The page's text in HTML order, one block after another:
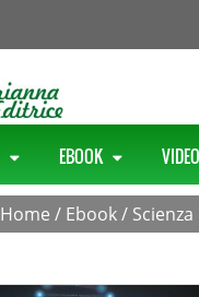
EBOOK VIDEO
Home / Ebook/